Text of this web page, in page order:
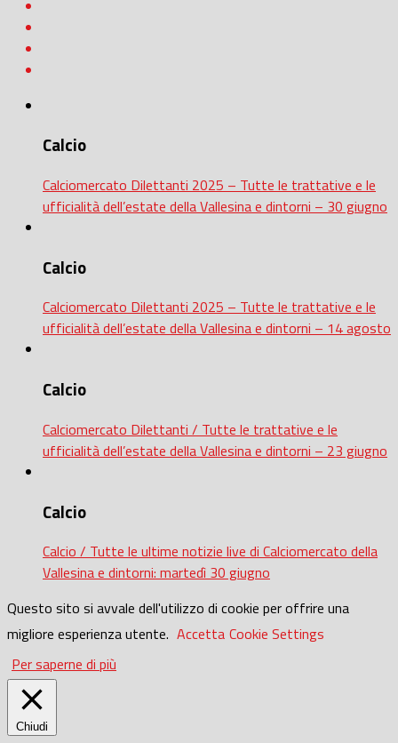
Calcio
Calciomercato Dilettanti 2025 – Tutte le trattative e le
ufficialità dell’estate della Vallesina e dintorni – 30 giugno
Calcio
Calciomercato Dilettanti 2025 – Tutte le trattative e le
ufficialità dell’estate della Vallesina e dintorni – 14 agosto
Calcio
Calciomercato Dilettanti / Tutte le trattative e le
ufficialità dell’estate della Vallesina e dintorni – 23 giugno
Calcio
Calcio / Tutte le ultime notizie live di Calciomercato della
Vallesina e dintorni: martedì 30 giugno
Questo sito si avvale dell'utilizzo di cookie per offrire una
migliore esperienza utente. Accetta Cookie Settings
Per saperne di più
Chiudi